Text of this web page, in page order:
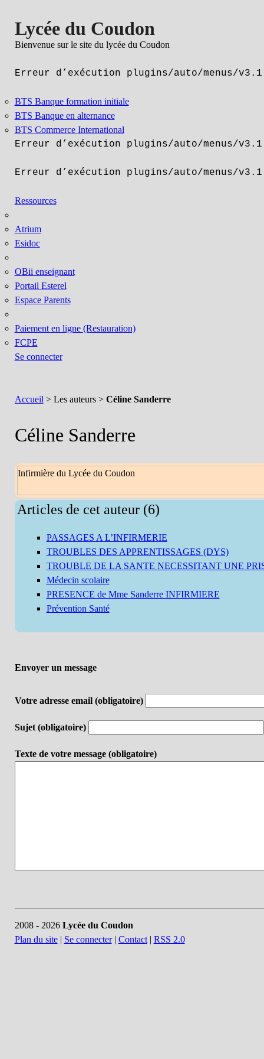
Lycée du Coudon
Bienvenue sur le site du lycée du Coudon
Erreur d’exécution plugins/auto/menus/
BTS Banque formation initiale
BTS Banque en alternance
BTS Commerce International
Erreur d’exécution plugins/auto/menus/
Erreur d’exécution plugins/auto/menus/
Ressources
Atrium
Esidoc
OBii enseignant
Portail Esterel
Espace Parents
Paiement en ligne (Restauration)
FCPE
Se connecter
Accueil > Les auteurs > Céline Sanderre
Céline Sanderre
Infirmière du Lycée du Coudon
Articles de cet auteur (6)
PASSAGES A L’INFIRMERIE
TROUBLES DES APPRENTISSAGES (DYS)
TROUBLE DE LA SANTE NECESSITANT UNE
Médecin scolaire
PRESENCE de Mme Sanderre INFIRMIERE
Prévention Santé
Envoyer un message
Votre adresse email (obligatoire)
Sujet (obligatoire)
Texte de votre message (obligatoire)
2008 - 2026 Lycée du Coudon
Plan du site| Se connecter| Contact| RSS 2.0